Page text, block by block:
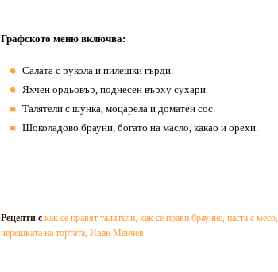
Графското меню включва:
Салата с рукола и пилешки гърди.
Яхчен ордьовър, поднесен върху сухари.
Талятели с шунка, моцарела и доматен сос.
Шоколадово брауни, богато на масло, какао и орехи.
Рецепти с как се правят талятели, как се прави браунис, паста с месо,
черешката на тортата, Иван Манчев